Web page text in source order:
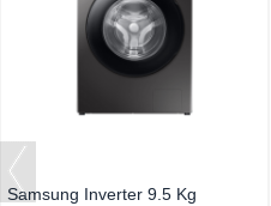
Samsung Inverter 9.5 Kg